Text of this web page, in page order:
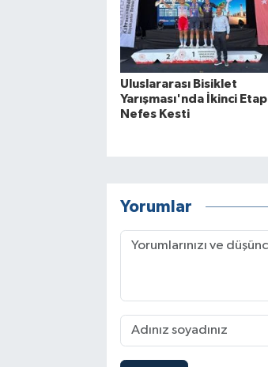
Uluslararası Bisiklet
Yarışması'nda İkinci Etap
Nefes Kesti
Yorumlar